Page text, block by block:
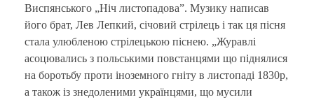
Виспянського „Ніч листопадова”. Музику написав
його брат, Лев Лепкий, січовий стрілець і так ця пісня
стала улюбленою стрілецькою піснею. „Журавлі
асоцювались з польськими повстанцями що піднялися
на боротьбу проти іноземного гніту в листопаді 1830р,
а також із знедоленими українцями, що мусили